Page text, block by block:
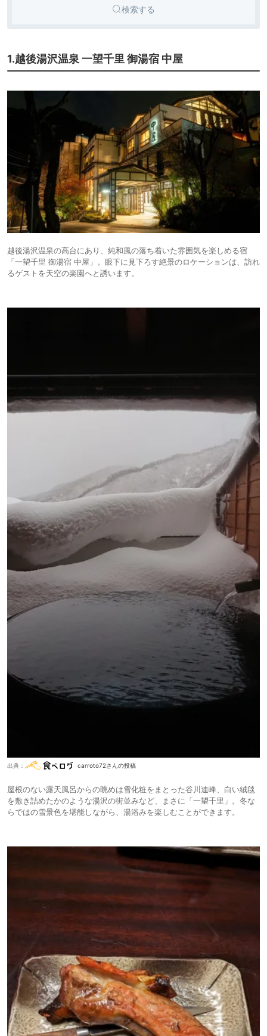
検索する
1.越後湯沢温泉 一望千里 御湯宿 中屋
越後湯沢温泉の高台にあり、純和風の落ち着いた雰囲気を楽しめる宿
「一望千里 御湯宿 中屋」。眼下に見下ろす絶景のロケーションは、訪れ
るゲストを天空の楽園へと誘います。
出典： carroto72さんの投稿
屋根のない露天風呂からの眺めは雪化粧をまとった谷川連峰、白い絨毯
を敷き詰めたかのような湯沢の街並みなど、まさに「一望千里」。冬な
らではの雪景色を堪能しながら、湯浴みを楽しむことができます。